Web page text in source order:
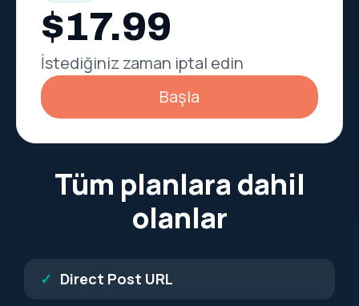
$17.99
İstediğiniz zaman iptal edin
Başla
Tüm planlara dahil
olanlar
Direct Post URL